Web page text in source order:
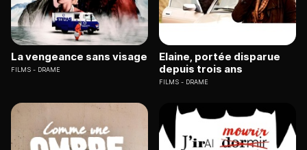
La vengeance sans visage
FILMS DRAME
Elaine, portée disparue
depuis trois ans
FILMS DRAME